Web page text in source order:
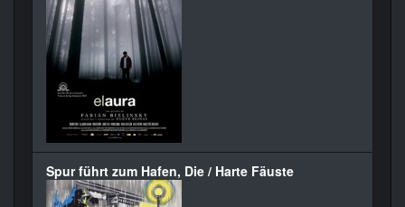
Spur führt zum Hafen, Die / Harte Fäuste